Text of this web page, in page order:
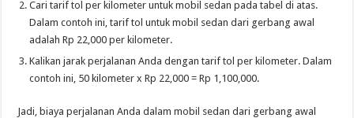
Cari tarif tol per kilometer untuk mobil sedan pada tabel di atas.
Dalam contoh ini, tarif tol untuk mobil sedan dari gerbang awal
adalah Rp 22,000 per kilometer.
Kalikan jarak perjalanan Anda dengan tarif tol per kilometer. Dalam
contoh ini, 50 kilometer x Rp 22,000 = Rp 1,100,000.
Jadi, biaya perjalanan Anda dalam mobil sedan dari gerbang awal